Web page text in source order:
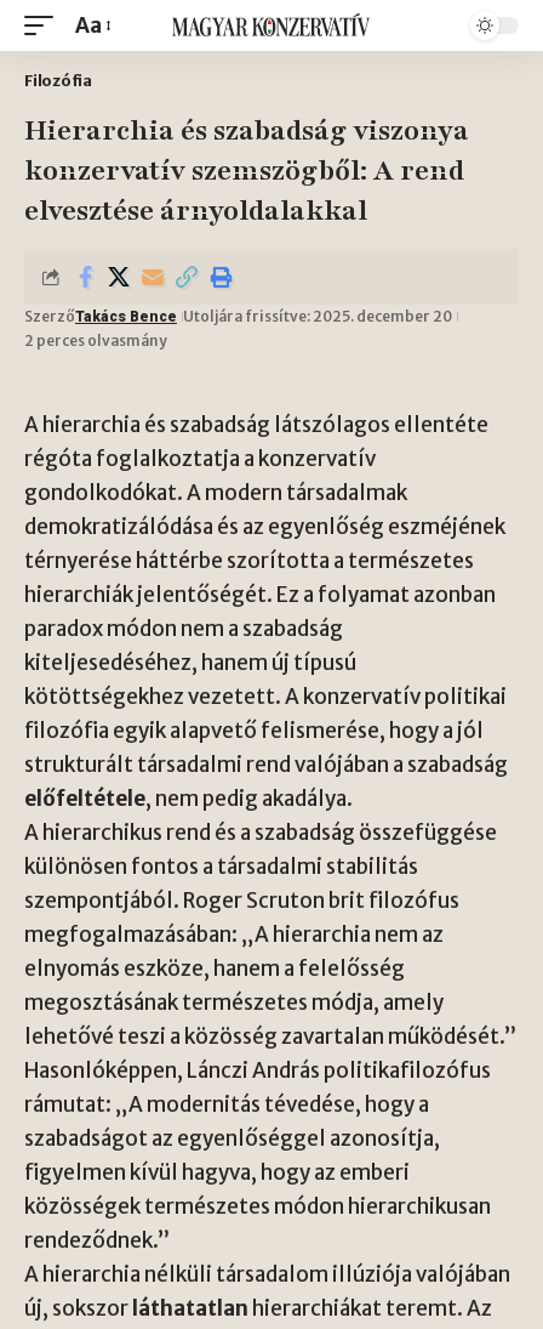
Aa
Filozófia
Hierarchia és szabadság viszonya
konzervatív szemszögből: A rend
elvesztése árnyoldalakkal
SzerzőTakács Bence Utoljára frissítve: 2025. december 20
2 perces olvasmány
A hierarchia és szabadság látszólagos ellentéte
régóta foglalkoztatja a konzervatív
gondolkodókat. A modern társadalmak
demokratizálódása és az egyenlőség eszméjének
térnyerése háttérbe szorította a természetes
hierarchiák jelentőségét. Ez a folyamat azonban
paradox módon nem a szabadság
kiteljesedéséhez, hanem új típusú
kötöttségekhez vezetett. A konzervatív politikai
filozófia egyik alapvető felismerése, hogy a jól
strukturált társadalmi rend valójában a szabadság
előfeltétele, nem pedig akadálya.
A hierarchikus rend és a szabadság összefüggése
különösen fontos a társadalmi stabilitás
szempontjából. Roger Scruton brit filozófus
megfogalmazásában: „A hierarchia nem az
elnyomás eszköze, hanem a felelősség
megosztásának természetes módja, amely
lehetővé teszi a közösség zavartalan működését.”
Hasonlóképpen, Lánczi András politikafilozófus
rámutat: „A modernitás tévedése, hogy a
szabadságot az egyenlőséggel azonosítja,
figyelmen kívül hagyva, hogy az emberi
közösségek természetes módon hierarchikusan
rendeződnek.”
A hierarchia nélküli társadalom illúziója valójában
új, sokszor láthatatlan hierarchiákat teremt. Az